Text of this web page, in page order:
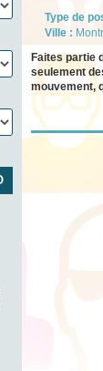
Type de
Ville :
Faites partie
seulement
mouvement,